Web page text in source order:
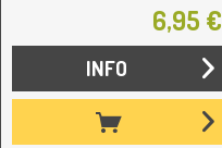
6,95 €
INFO